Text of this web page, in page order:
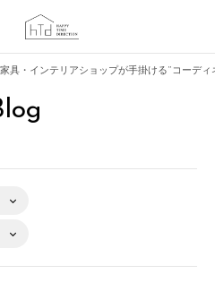
具・インテリアショップが手掛ける”コーデ